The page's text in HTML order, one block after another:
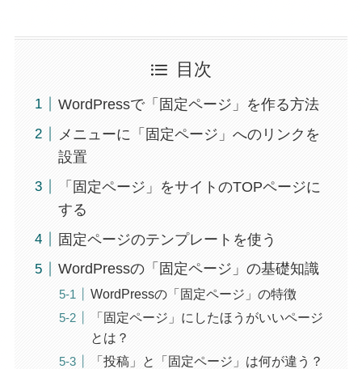
目次
WordPressで「固定ページ」を作る方法
メニューに「固定ページ」へのリンクを
設置
「固定ページ」をサイトのTOPページに
する
固定ページのテンプレートを使う
WordPressの「固定ページ」の基礎知識
WordPressの「固定ページ」の特徴
「固定ページ」にしたほうがいいページ
とは？
「投稿」と「固定ページ」は何が違う？